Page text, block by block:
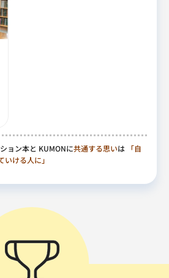
ョン本と KUMONに共通する思いは 「自
ける人に」